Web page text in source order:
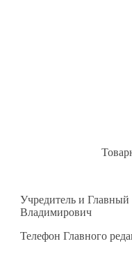
Учредитель и Главный
Владимирович
Телефон Главного